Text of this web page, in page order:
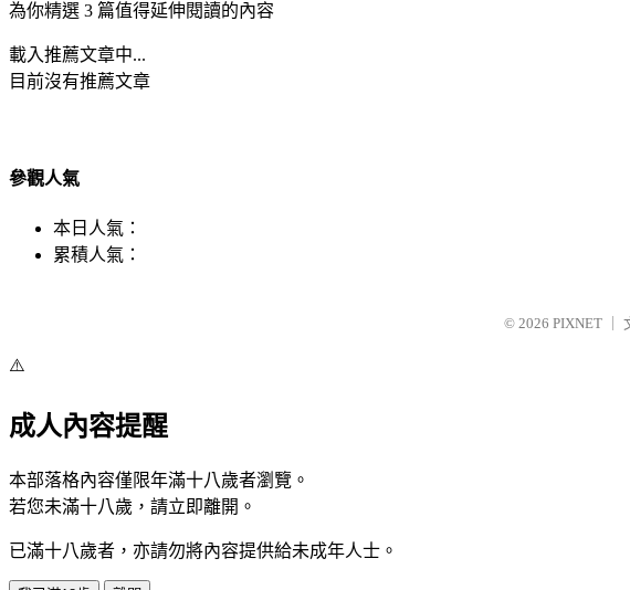
為你精選 3 篇值得延伸閱讀的內容
載入推薦文章中...
目前沒有推薦文章
參觀人氣
本日人氣：
累積人氣：
© 2026 PIXNET
⚠️
成人內容提醒
本部落格內容僅限年滿十八歲者瀏覽。
若您未滿十八歲，請立即離開。
已滿十八歲者，亦請勿將內容提供給未成年人士。